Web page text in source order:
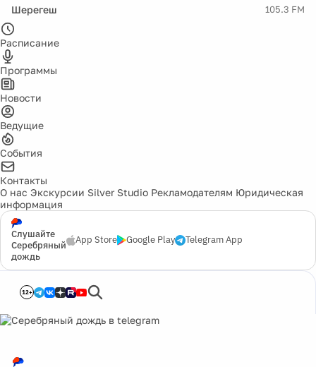
Шерегеш 105.3 FM
Расписание
Программы
Новости
Ведущие
События
Контакты
О нас Экскурсии Silver Studio Рекламодателям Юридическая
информация
Слушайте
Серебряный
дождь
App Store Google Play Telegram App
12+